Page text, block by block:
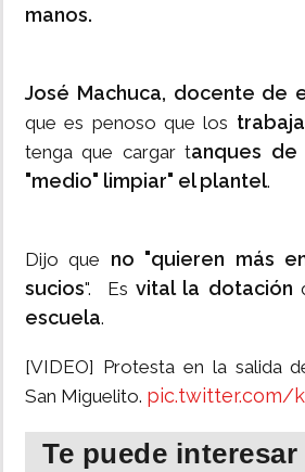
manos.
José Machuca, docente de
que es penoso que los
tenga que cargar tanques de
"medio" limpiar" el plantel.
Dijo que no "quieren más
sucios". Es vital la dotación
escuela.
[VIDEO] Protesta en la salida
San Miguelito. pic.twitter.com/
Te puede interesar